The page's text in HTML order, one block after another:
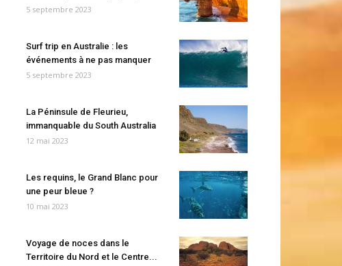
5 septembre 2023
Surf trip en Australie : les
événements à ne pas manquer
5 septembre 2023
La Péninsule de Fleurieu,
immanquable du South Australia
12 mai 2023
Les requins, le Grand Blanc pour
une peur bleue ?
10 mai 2023
Voyage de noces dans le
Territoire du Nord et le Centre...